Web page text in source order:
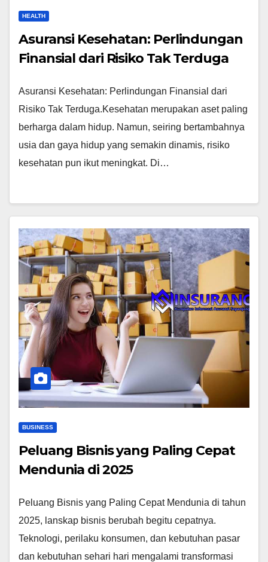
HEALTH
Asuransi Kesehatan: Perlindungan
Finansial dari Risiko Tak Terduga
Asuransi Kesehatan: Perlindungan Finansial dari
Risiko Tak Terduga.Kesehatan merupakan aset paling
berharga dalam hidup. Namun, seiring bertambahnya
usia dan gaya hidup yang semakin dinamis, risiko
kesehatan pun ikut meningkat. Di…
BUSINESS
Peluang Bisnis yang Paling Cepat
Mendunia di 2025
Peluang Bisnis yang Paling Cepat Mendunia di tahun
2025, lanskap bisnis berubah begitu cepatnya.
Teknologi, perilaku konsumen, dan kebutuhan pasar
dan kebutuhan sehari hari mengalami transformasi